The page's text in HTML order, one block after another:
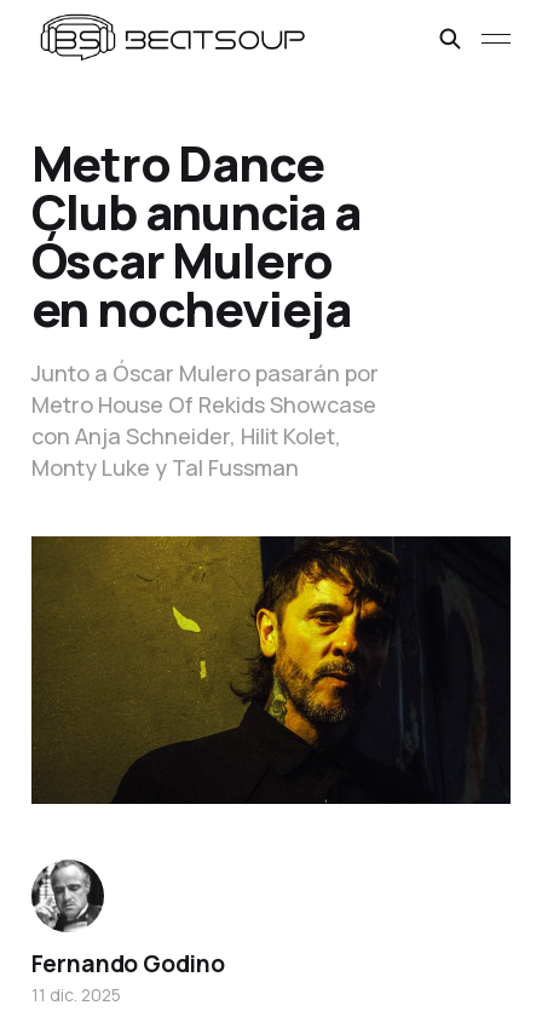
Metro Dance
Club anuncia a
Óscar Mulero
en nochevieja
Junto a Óscar Mulero pasarán por
Metro House Of Rekids Showcase
con Anja Schneider, Hilit Kolet,
Monty Luke y Tal Fussman
Fernando Godino
11 dic. 2025